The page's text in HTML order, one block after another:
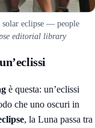
solar eclipse — people
editorial library
è questa: un’eclissi
che uno oscuri in
, la Luna passa tra